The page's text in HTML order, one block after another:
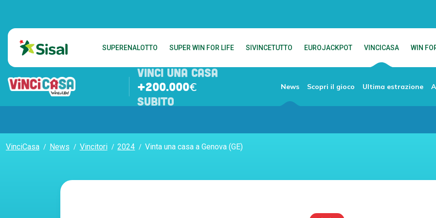
SUPERENALOTTO SUPER WIN FOR LIFE SIVINCETUTTO EUROJACKPOT VINCICASA WIN
VINCI UNA CASA
+200.000€
SUBITO
News Scopri il gioco Ultima estrazione
VinciCasa News Vincitori 2024 Vinta una casa a Genova (GE)